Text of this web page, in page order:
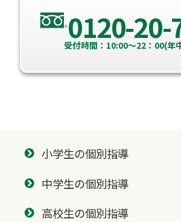
0120-20-
受付時間：10:00～22：00(年
小学生の個別指導
中学生の個別指導
高校生の個別指導